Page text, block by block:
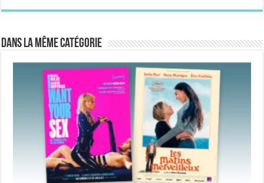
Dans la même catégorie